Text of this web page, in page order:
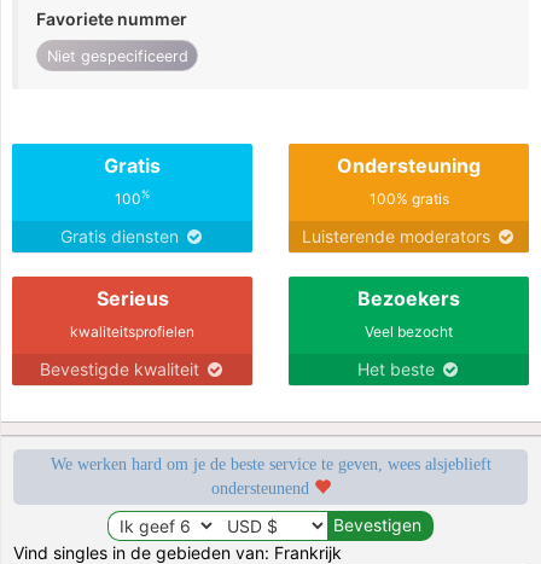
Favoriete nummer
Niet gespecificeerd
Gratis
100%
Gratis diensten
Ondersteuning
100% gratis
Luisterende moderators
Serieus
kwaliteitsprofielen
Bevestigde kwaliteit
Bezoekers
Veel bezocht
Het beste
We werken hard om je de beste service te geven, wees alsjeblieft
ondersteunend
Vind singles in de gebieden van: Frankrijk